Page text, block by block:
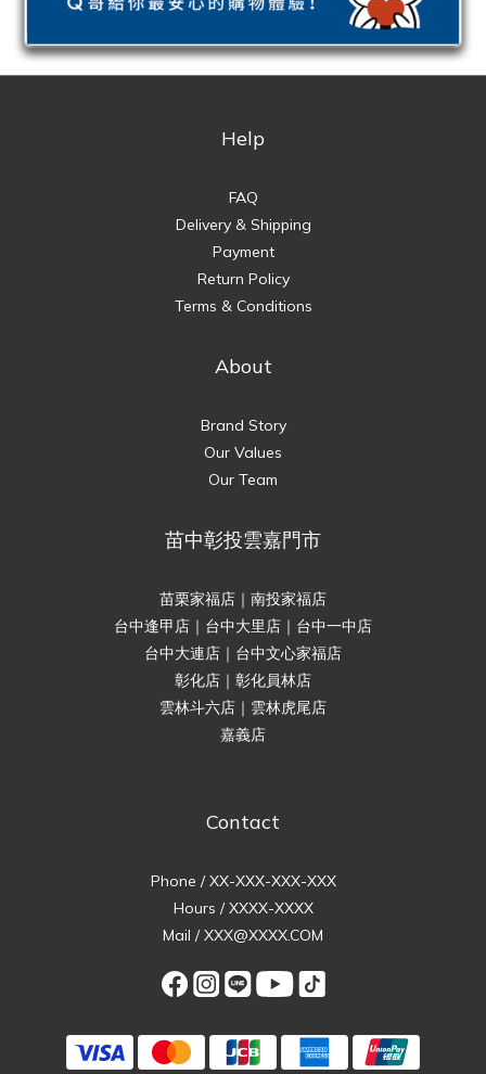
Help
FAQ
Delivery & Shipping
Payment
Return Policy
Terms & Conditions
About
Brand Story
Our Values
Our Team
苗中彰投雲嘉門市
苗栗家福店｜南投家福店
台中逢甲店｜台中大里店｜台中一中店
台中大連店｜台中文心家福店
彰化店｜彰化員林店
雲林斗六店｜雲林虎尾店
嘉義店
Contact
Phone / XX-XXX-XXX-XXX
Hours / XXXX-XXXX
Mail / XXX@XXXX.COM